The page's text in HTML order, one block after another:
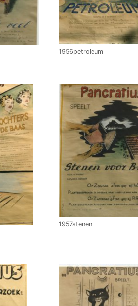
1956petroleum
1957stenen